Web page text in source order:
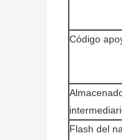
Código
Flash del